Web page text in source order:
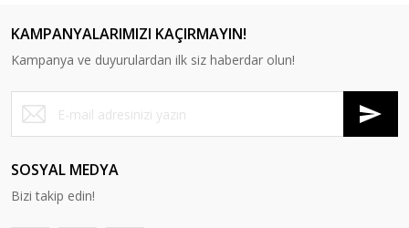
Mana Tekli Koltuk Mana Üçlü Koltuk
KAMPANYALARIMIZI KAÇIRMAYIN!
Kampanya ve duyurulardan ilk siz haberdar olun!
SOSYAL MEDYA
Bizi takip edin!